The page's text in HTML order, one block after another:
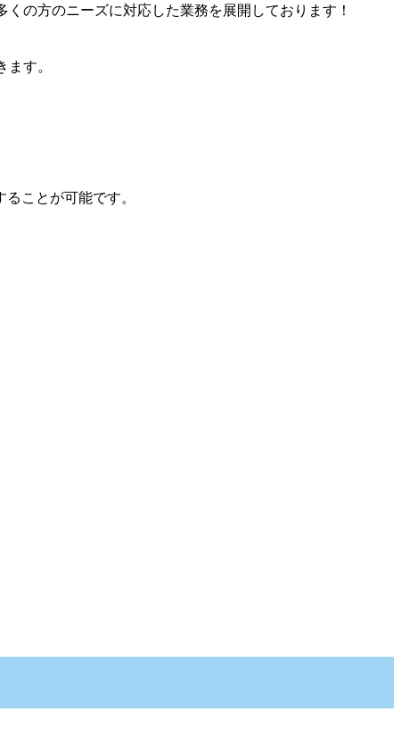
の方のニーズに対応した業務を展開しております！
す。
ことが可能です。